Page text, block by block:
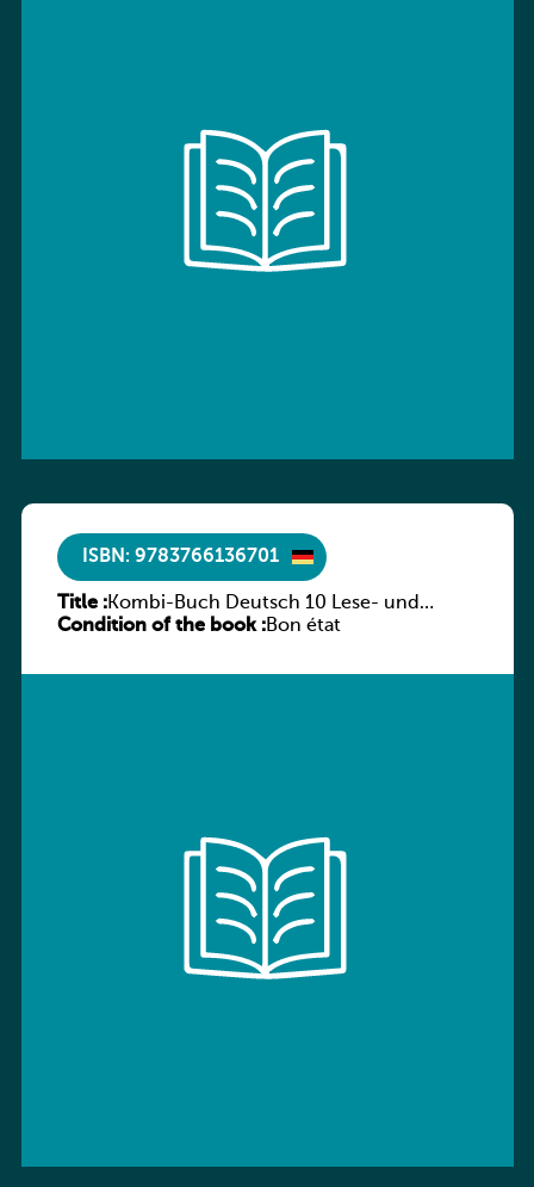
ISBN: 9783766136701
Title :Kombi-Buch Deutsch 10 Lese- und
Sprachbuch
Condition of the book :Bon état